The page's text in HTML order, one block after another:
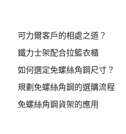
可力爾客戶的相處之道？
鐵力士架配合拉籃衣櫃
如何選定免螺絲角鋼尺寸？
規劃免螺絲角鋼的選購流程
免螺絲角鋼貨架的應用